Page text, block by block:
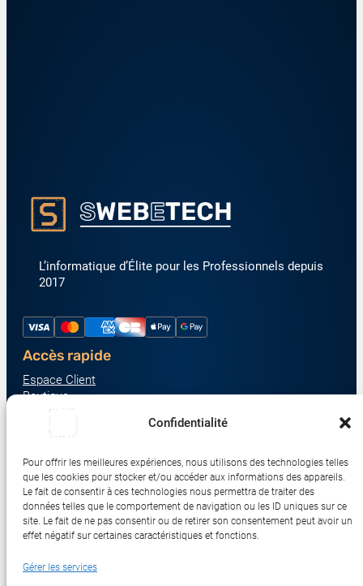
Confidentialité
Pour offrir les meilleures expériences, nous utilisons des technologies telles
que les cookies pour stocker et/ou accéder aux informations des appareils.
Le fait de consentir à ces technologies nous permettra de traiter des
données telles que le comportement de navigation ou les ID uniques sur ce
site. Le fait de ne pas consentir ou de retirer son consentement peut avoir un
effet négatif sur certaines caractéristiques et fonctions.
Gérer les services
L’informatique d’Élite pour les Professionnels depuis
2017
Accès rapide
Espace Client
Boutique
À propos
Nous contacter
Écrans & Moniteurs
Serveurs & Stockage
Impression & Consommables
Ordinateurs & Tablettes
Réseau & IoT